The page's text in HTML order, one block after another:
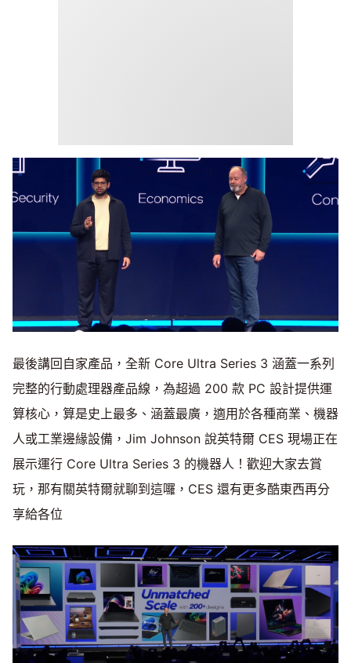
最後講回自家產品，全新 Core Ultra Series 3 涵蓋一系列
完整的行動處理器產品線，為超過 200 款 PC 設計提供運
算核心，算是史上最多、涵蓋最廣，適用於各種商業、機器
人或工業邊緣設備，Jim Johnson 說英特爾 CES 現場正在
展示運行 Core Ultra Series 3 的機器人！歡迎大家去賞
玩，那有關英特爾就聊到這囉，CES 還有更多酷東西再分
享給各位